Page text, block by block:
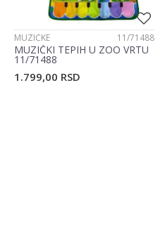
MUZIČKE 11/71488
MUZIČKI TEPIH U ZOO VRTU
11/71488
1.799,00 RSD